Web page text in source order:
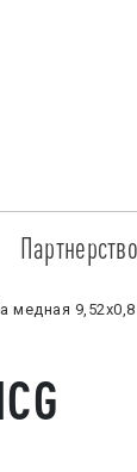
Стать
Наши
медная